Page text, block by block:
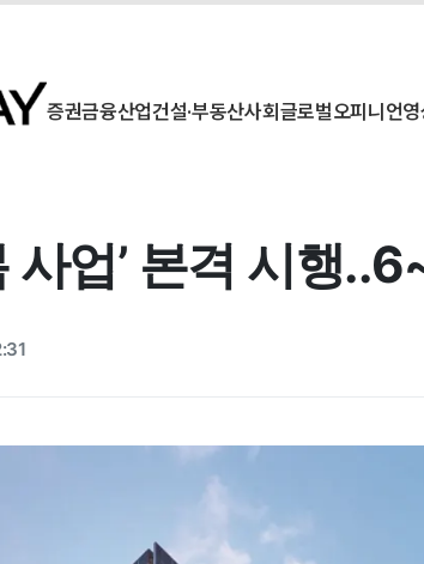
증권금융산업건설·부동산사회글로벌오피니언
사업’ 본격 시행